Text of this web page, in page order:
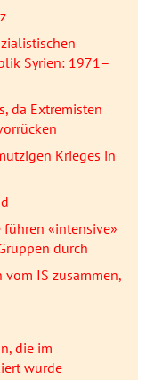
Syrien: 1971–
da Extremisten
Krieges in
führen «intensive»
durch
IS zusammen,
die im
wurde